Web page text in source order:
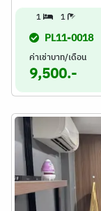
1 1
PL11-0018
ค่าเช่าบาท/เดือน
9,500.-